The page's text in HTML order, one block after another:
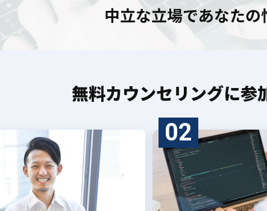
中立な立場であなたの
無料カウンセリングに参
02